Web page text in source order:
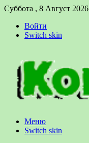
Суббота , 8 Август 2026
Войти
Switch skin
Меню
Switch skin